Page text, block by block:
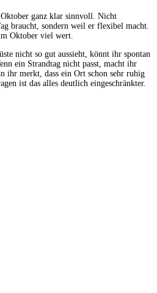
ganz klar sinnvoll. Nicht
braucht, sondern weil er flexibel macht.
Oktober viel wert.
nicht so gut aussieht, könnt ihr spontan
ein Strandtag nicht passt, macht ihr
ihr merkt, dass ein Ort schon sehr ruhig
ist das alles deutlich eingeschränkter.